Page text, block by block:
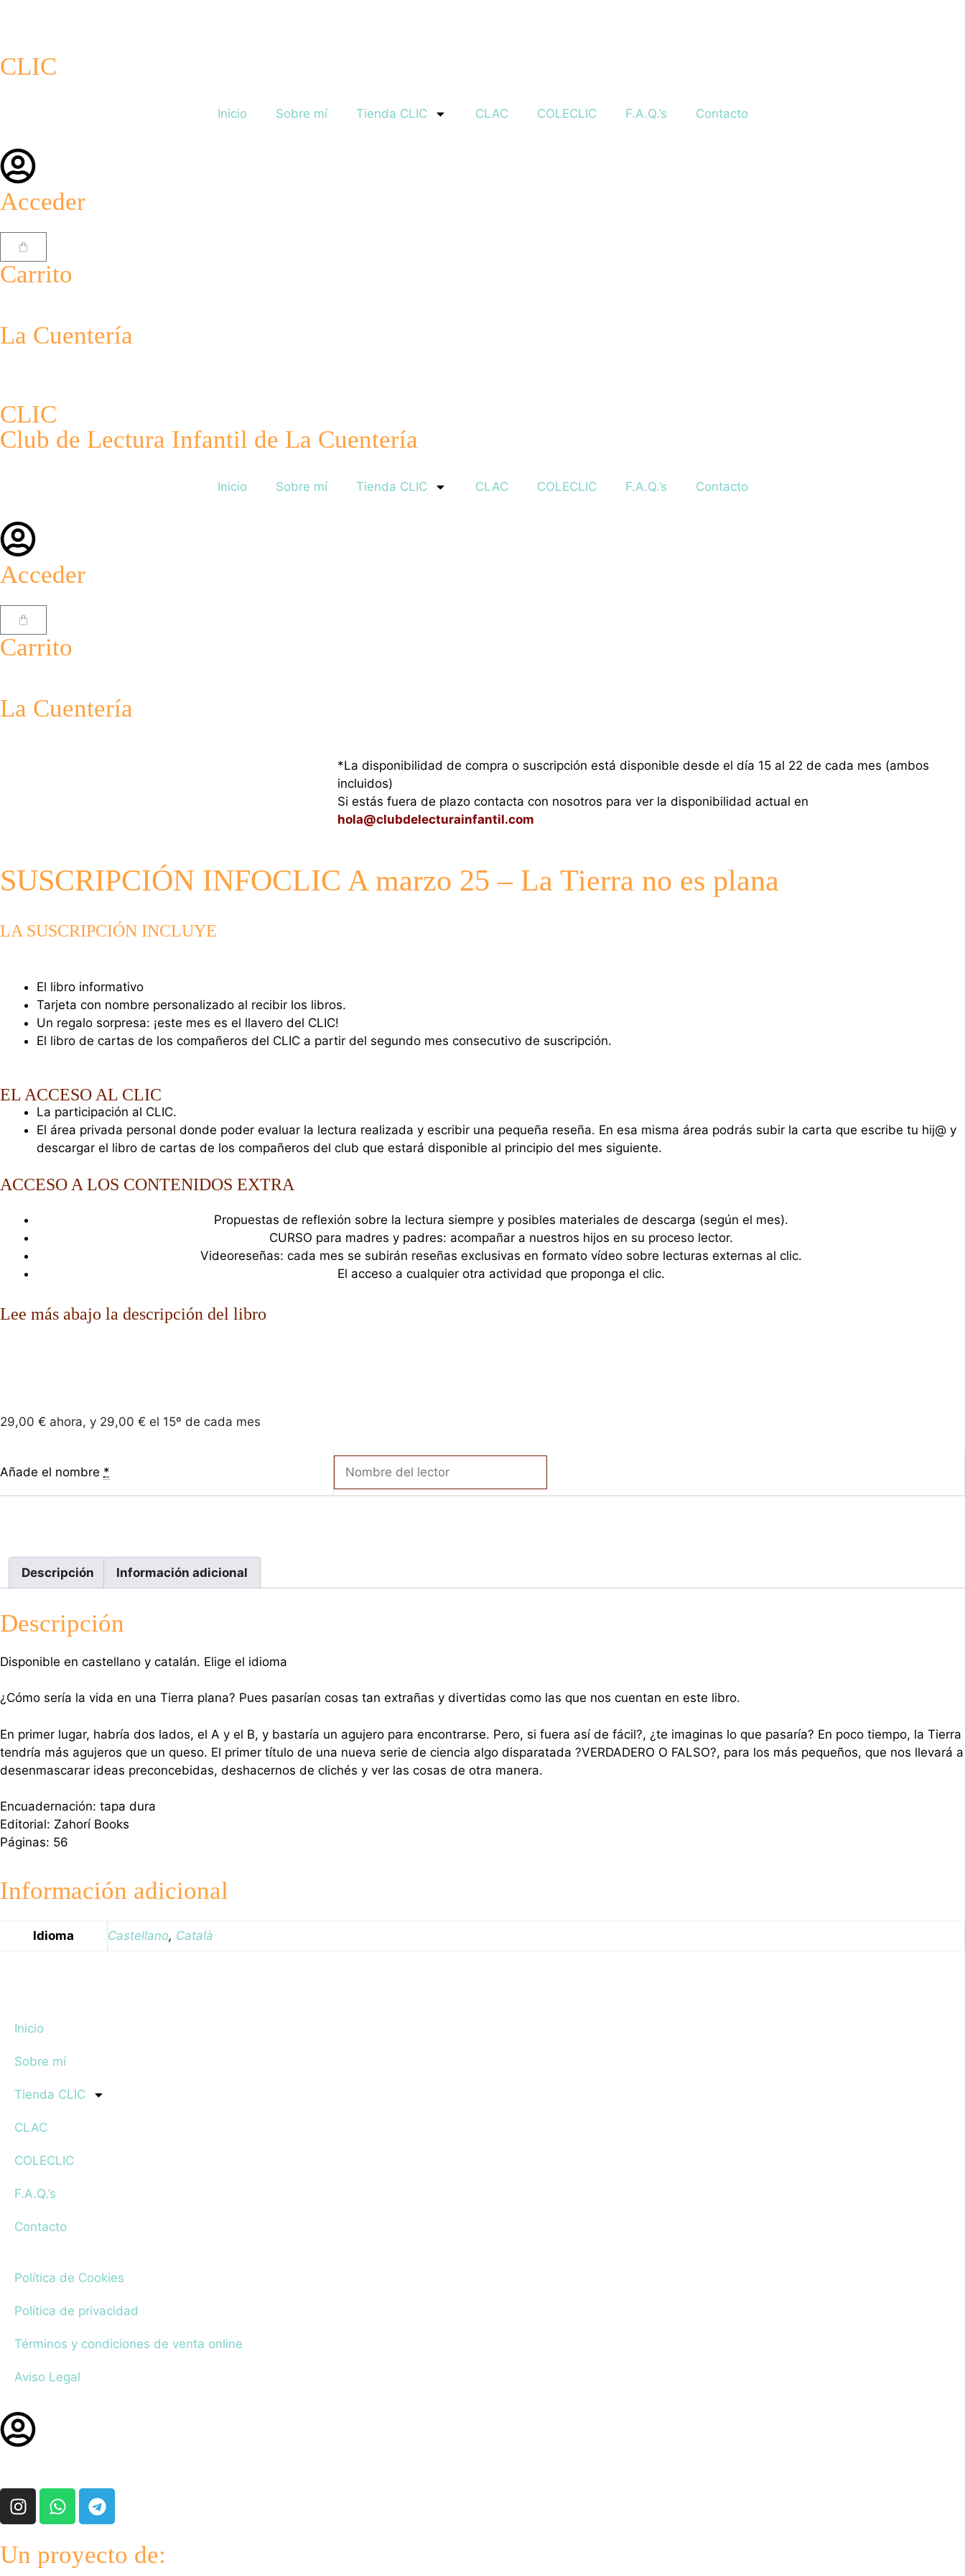
CLIC
Inicio Sobre mí Tienda CLIC CLAC COLECLIC F.A.Q.’s Contacto
Acceder
Carrito
La Cuentería
CLIC
Club de Lectura Infantil de La Cuentería
Inicio Sobre mí Tienda CLIC CLAC COLECLIC F.A.Q.’s Contacto
Acceder
Carrito
La Cuentería
*La disponibilidad de compra o suscripción está disponible desde el día 15 al 22 de cada mes (ambos
incluidos)
Si estás fuera de plazo contacta con nosotros para ver la disponibilidad actual en
hola@clubdelecturainfantil.com
SUSCRIPCIÓN INFOCLIC A marzo 25 – La Tierra no es plana
LA SUSCRIPCIÓN INCLUYE
El libro informativo
Tarjeta con nombre personalizado al recibir los libros.
Un regalo sorpresa: ¡este mes es el llavero del CLIC!
El libro de cartas de los compañeros del CLIC a partir del segundo mes consecutivo de suscripción.
EL ACCESO AL CLIC
La participación al CLIC.
El área privada personal donde poder evaluar la lectura realizada y escribir una pequeña reseña. En esa misma área podrás subir la carta que escribe tu hij@ y
descargar el libro de cartas de los compañeros del club que estará disponible al principio del mes siguiente.
ACCESO A LOS CONTENIDOS EXTRA
Propuestas de reflexión sobre la lectura siempre y posibles materiales de descarga (según el mes).
CURSO para madres y padres: acompañar a nuestros hijos en su proceso lector.
Videoreseñas: cada mes se subirán reseñas exclusivas en formato vídeo sobre lecturas externas al clic.
El acceso a cualquier otra actividad que proponga el clic.
Lee más abajo la descripción del libro
29,00 € ahora, y 29,00 € el 15º de cada mes
Añade el nombre *
Descripción Información adicional
Descripción
Disponible en castellano y catalán. Elige el idioma
¿Cómo sería la vida en una Tierra plana? Pues pasarían cosas tan extrañas y divertidas como las que nos cuentan en este libro.
En primer lugar, habría dos lados, el A y el B, y bastaría un agujero para encontrarse. Pero, si fuera así de fácil?, ¿te imaginas lo que pasaría? En poco tiempo, la Tierra
tendría más agujeros que un queso. El primer título de una nueva serie de ciencia algo disparatada ?VERDADERO O FALSO?, para los más pequeños, que nos llevará a
desenmascarar ideas preconcebidas, deshacernos de clichés y ver las cosas de otra manera.
Encuadernación: tapa dura
Editorial: Zahorí Books
Páginas: 56
Información adicional
Idioma Castellano, Català
Inicio
Sobre mí
Tienda CLIC
CLAC
COLECLIC
F.A.Q.’s
Contacto
Política de Cookies
Política de privacidad
Términos y condiciones de venta online
Aviso Legal
Un proyecto de: